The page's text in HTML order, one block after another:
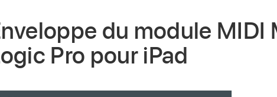
du module MIDI
Pro pour iPad